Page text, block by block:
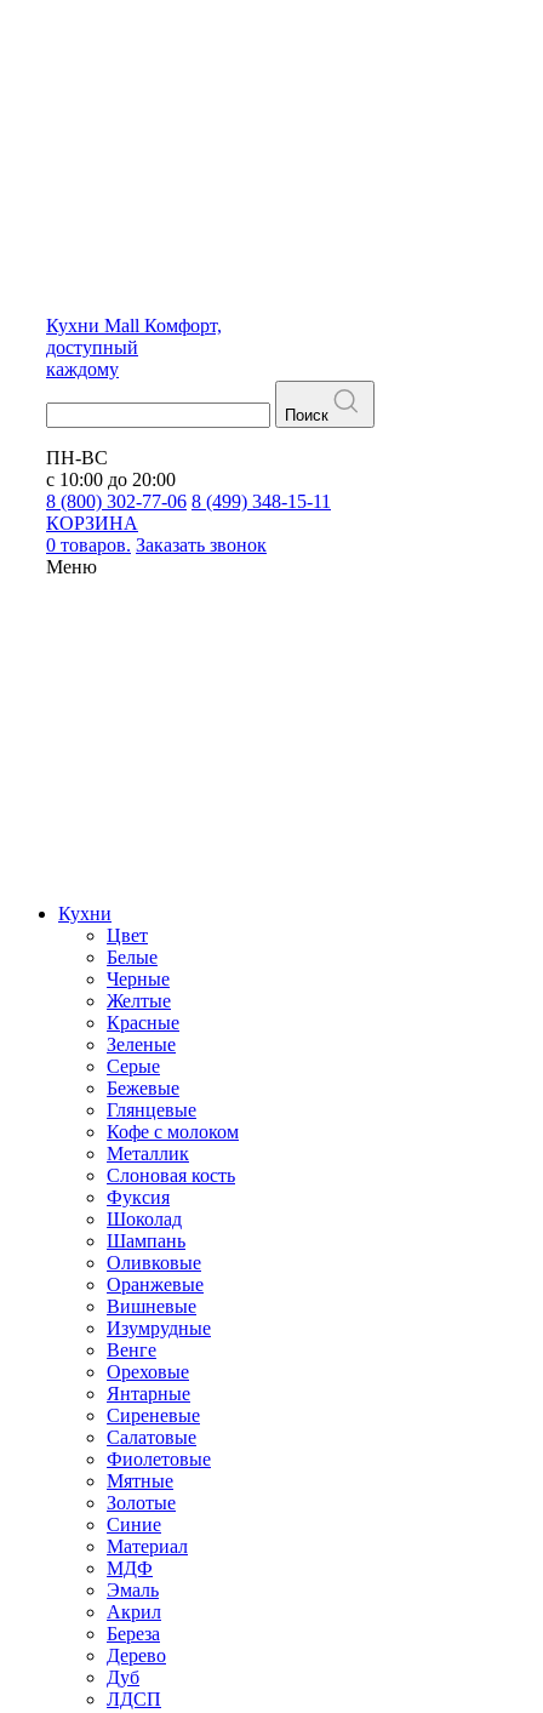
Кухни Mall Комфорт,
доступный
каждому
Поиск
ПН-ВС
с 10:00 до 20:00
8 (800) 302-77-06 8 (499) 348-15-11
КОРЗИНА
0 товаров. Заказать звонок
Меню
Кухни
Цвет
Белые
Черные
Желтые
Красные
Зеленые
Серые
Бежевые
Глянцевые
Кофе с молоком
Металлик
Слоновая кость
Фуксия
Шоколад
Шампань
Оливковые
Оранжевые
Вишневые
Изумрудные
Венге
Ореховые
Янтарные
Сиреневые
Салатовые
Фиолетовые
Мятные
Золотые
Синие
Материал
МДФ
Эмаль
Акрил
Береза
Дерево
Дуб
ЛДСП